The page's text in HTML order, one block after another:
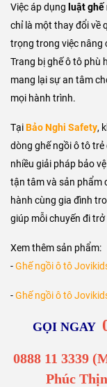
Việc áp dụng luật
chỉ là một thay đổi về
trọng trong việc nâng
Trang bị ghế ô tô phù
mang lại sự an tâm
mọi hành trình.
TạiBảo Nghi Safety,
dòng ghế ngồi ô tô
nhiều giải pháp bảo
tận tâm và sản phẩm
hành cùng gia đình
giúp mỗi chuyến đi
Xem thêm sản phẩm:
-Ghế ngồi ô tô
-Ghế ngồi ô tô
GỌI NGAY
0888 11 3339
Phúc